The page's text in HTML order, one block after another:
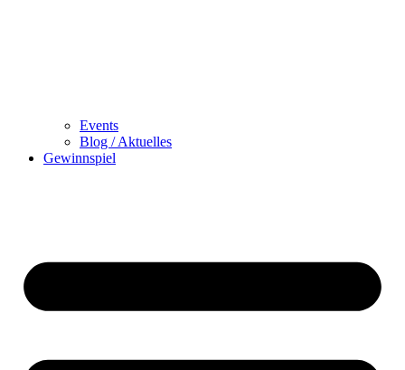
Events
Blog / Aktuelles
Gewinnspiel